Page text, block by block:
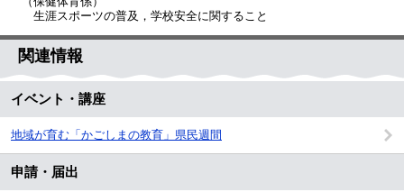
生涯スポーツの普及，学校安全に関すること
関連情報
イベント・講座
地域が育む「かごしまの教育」県民週間
申請・届出